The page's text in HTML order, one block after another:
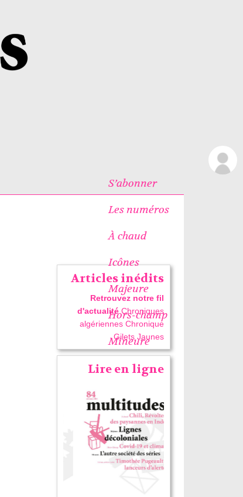
S’abonner
Les numéros
À chaud
Icônes
Majeure
Hors-champ
Mineure
Articles inédits
Retrouvez notre fil
d'actualité Chroniques
algériennes Chronique
Gilets Jaunes
Lire en ligne